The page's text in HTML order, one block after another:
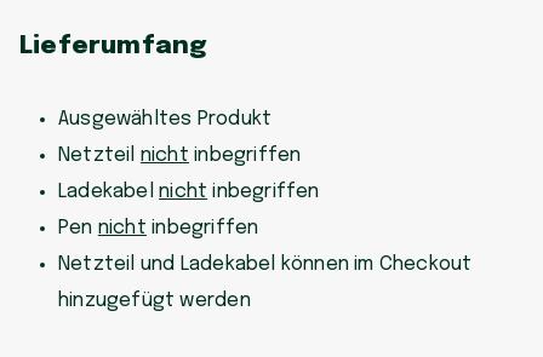
Lieferumfang
Ausgewähltes Produkt
Netzteil nicht inbegriffen
Ladekabelnicht inbegriffen
Pen nicht inbegriffen
Netzteil und Ladekabel können im Checkout
hinzugefügt werden